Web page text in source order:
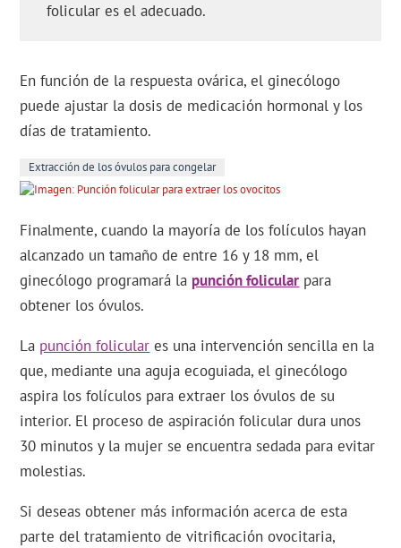
folicular es el adecuado.
En función de la respuesta ovárica, el ginecólogo
puede ajustar la dosis de medicación hormonal y los
días de tratamiento.
Extracción de los óvulos para congelar
Finalmente, cuando la mayoría de los folículos hayan
alcanzado un tamaño de entre 16 y 18 mm, el
ginecólogo programará la punción folicular para
obtener los óvulos.
La punción folicular es una intervención sencilla en la
que, mediante una aguja ecoguiada, el ginecólogo
aspira los folículos para extraer los óvulos de su
interior. El proceso de aspiración folicular dura unos
30 minutos y la mujer se encuentra sedada para evitar
molestias.
Si deseas obtener más información acerca de esta
parte del tratamiento de vitrificación ovocitaria,